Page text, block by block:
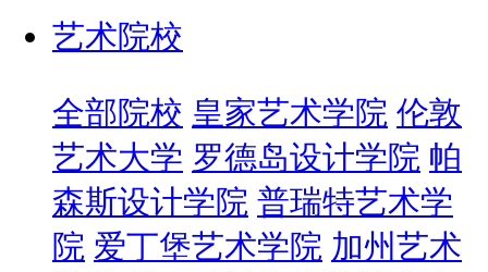
艺术院校
全部院校 皇家艺术学院 伦敦
艺术大学 罗德岛设计学院 帕
森斯设计学院 普瑞特艺术学
院 爱丁堡艺术学院 加州艺术